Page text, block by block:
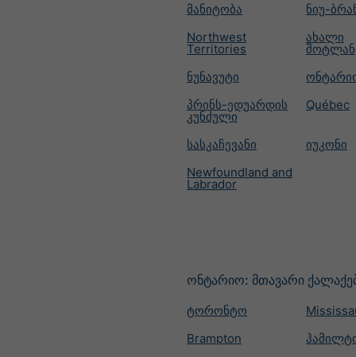
მანიტობა
ნიუ-
Northwest
Territories
ახალი
ნუნავუტი
პრინს-ედუარდის
კუნძული
Québec
სასკაჩევანი
იუკონი
Newfoundland and
Labrador
ონტარიო: მთავარი
ტორონტო
Brampton